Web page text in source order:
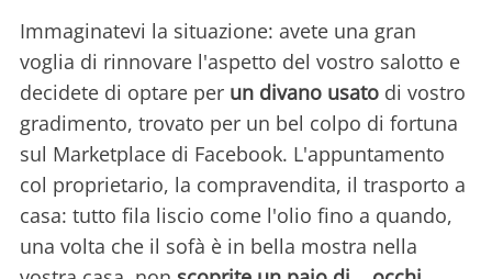
Immaginatevi la situazione: avete una gran
voglia di rinnovare l'aspetto del vostro salotto e
decidete di optare per un divano usato di vostro
gradimento, trovato per un bel colpo di fortuna
sul Marketplace di Facebook. L'appuntamento
col proprietario, la compravendita, il trasporto a
casa: tutto fila liscio come l'olio fino a quando,
una volta che il sofà è in bella mostra nella